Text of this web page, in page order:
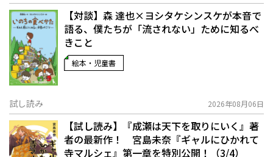
【対談】森 達也×ヨシタケシンスケが本音で
語る、僕たちが「流されない」ために知るべ
きこと
絵本・児童書
試し読み 2026年08月06日
【試し読み】『成瀬は天下を取りにいく』著
者の最新作！ 宮島未奈『ギャルにひかれて
寺マルシェ』第一章を特別公開！（3/4）